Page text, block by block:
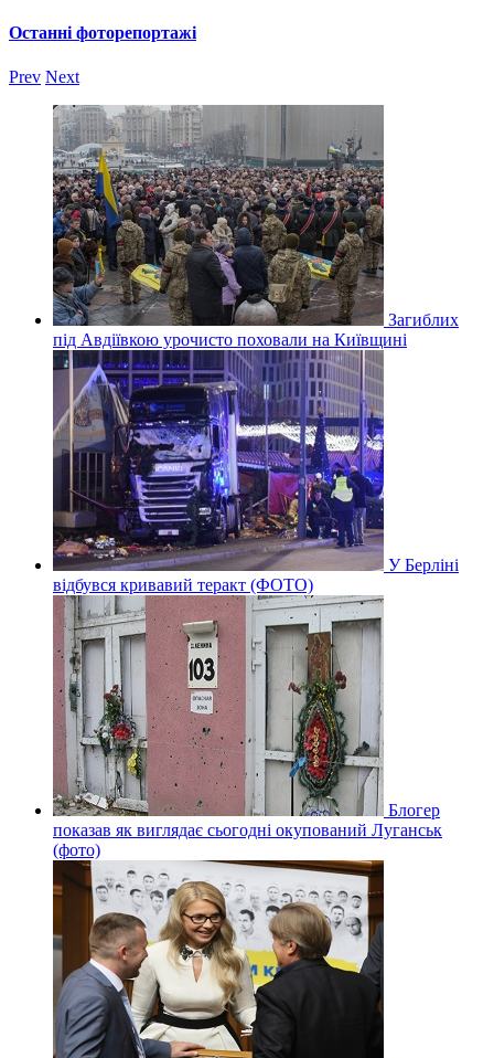
Останні фоторепортажі
Prev Next
Загиблих
під Авдіївкою урочисто поховали на Київщині
У Берліні
відбувся кривавий теракт (ФОТО)
Блогер
показав як виглядає сьогодні окупований Луганськ
(фото)